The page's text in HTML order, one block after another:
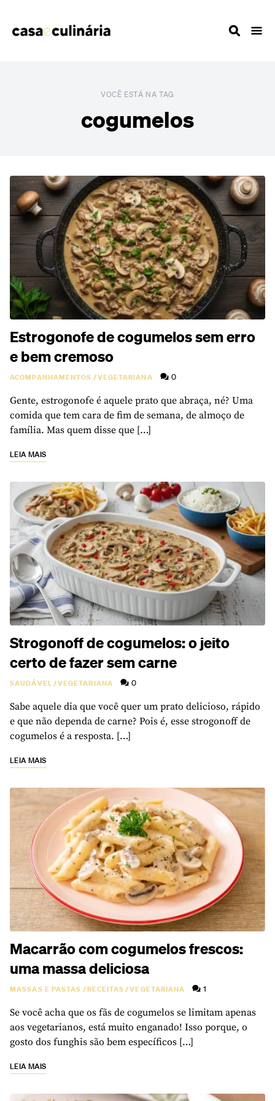
VOCÊ ESTÁ NA TAG
cogumelos
Estrogonofe de cogumelos sem erro
e bem cremoso
ACOMPANHAMENTOS /VEGETARIANA 0
Gente, estrogonofe é aquele prato que abraça, né? Uma
comida que tem cara de fim de semana, de almoço de
família. Mas quem disse que […]
LEIA MAIS
Strogonoff de cogumelos: o jeito
certo de fazer sem carne
SAUDÁVEL/VEGETARIANA 0
Sabe aquele dia que você quer um prato delicioso, rápido
e que não dependa de carne? Pois é, esse strogonoff de
cogumelos é a resposta. […]
LEIA MAIS
Macarrão com cogumelos frescos:
uma massa deliciosa
MASSAS E PASTAS /RECEITAS/VEGETARIANA 1
Se você acha que os fãs de cogumelos se limitam apenas
aos vegetarianos, está muito enganado! Isso porque, o
gosto dos funghis são bem específicos […]
LEIA MAIS